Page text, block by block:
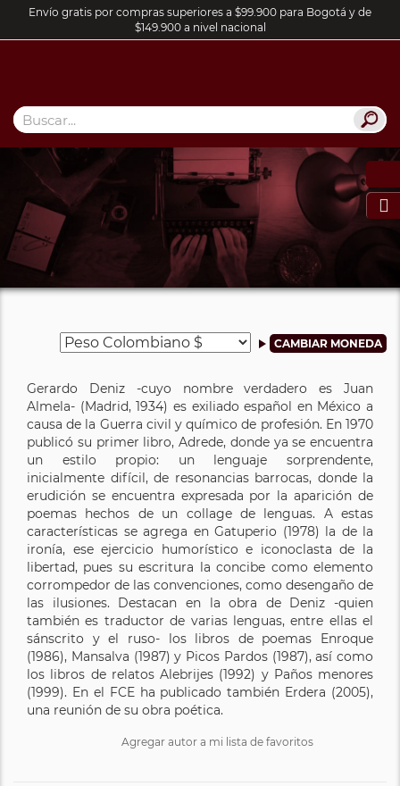
Envío gratis por compras superiores a $99.900 para Bogotá y de
$149.900 a nivel nacional

Gerardo Deniz -cuyo nombre verdadero es Juan
Almela- (Madrid, 1934) es exiliado español en México a
causa de la Guerra civil y químico de profesión. En 1970
publicó su primer libro, Adrede, donde ya se encuentra
un estilo propio: un lenguaje sorprendente,
inicialmente difícil, de resonancias barrocas, donde la
erudición se encuentra expresada por la aparición de
poemas hechos de un collage de lenguas. A estas
características se agrega en Gatuperio (1978) la de la
ironía, ese ejercicio humorístico e iconoclasta de la
libertad, pues su escritura la concibe como elemento
corrompedor de las convenciones, como desengaño de
las ilusiones. Destacan en la obra de Deniz -quien
también es traductor de varias lenguas, entre ellas el
sánscrito y el ruso- los libros de poemas Enroque
(1986), Mansalva (1987) y Picos Pardos (1987), así como
los libros de relatos Alebrijes (1992) y Paños menores
(1999). En el FCE ha publicado también Erdera (2005),
una reunión de su obra poética.
Agregar autor a mi lista de favoritos